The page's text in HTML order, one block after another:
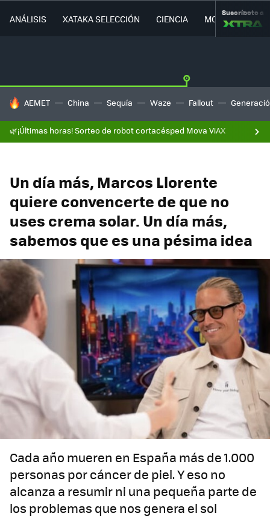
ANÁLISIS XATAKA SELECCIÓN CIENCIA MOVILIDAD
Suscríbete a
HOY SE HABLA DE
AEMET China Sequía Waze Fallout
🌿¡Últimas horas! Sorteo de robot cortacésped Mova ViAX
Un día más, Marcos Llorente
quiere convencerte de que no
uses crema solar. Un día más,
sabemos que es una pésima idea
Cada año mueren en España más de 1.000
personas por cáncer de piel. Y eso no
alcanza a resumir ni una pequeña parte de
los problemas que nos genera el sol